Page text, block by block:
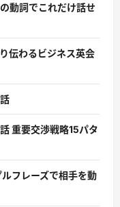
動詞でこれだけ話せ
伝わるビジネス英会
重要交渉戦略15パタ
フレーズで相手を動